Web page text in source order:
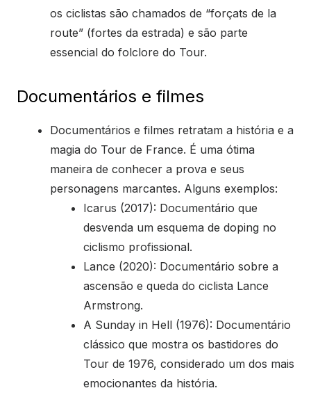
os ciclistas são chamados de “forçats de la
route” (fortes da estrada) e são parte
essencial do folclore do Tour.
Documentários e filmes
Documentários e filmes retratam a história e a
magia do Tour de France. É uma ótima
maneira de conhecer a prova e seus
personagens marcantes. Alguns exemplos:
Icarus (2017): Documentário que
desvenda um esquema de doping no
ciclismo profissional.
Lance (2020): Documentário sobre a
ascensão e queda do ciclista Lance
Armstrong.
A Sunday in Hell (1976): Documentário
clássico que mostra os bastidores do
Tour de 1976, considerado um dos mais
emocionantes da história.